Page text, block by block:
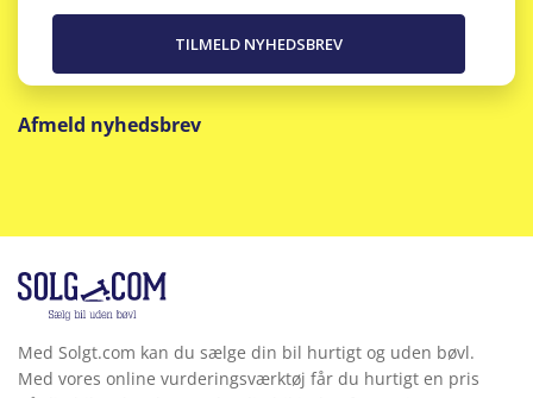
Selealarm
Servo
Skiltegenkendelse
Stofindtræk
Tågelygter for
Afmeld nyhedsbrev
Med Solgt.com kan du sælge din bil hurtigt og uden bøvl.
Med vores online vurderingsværktøj får du hurtigt en pris